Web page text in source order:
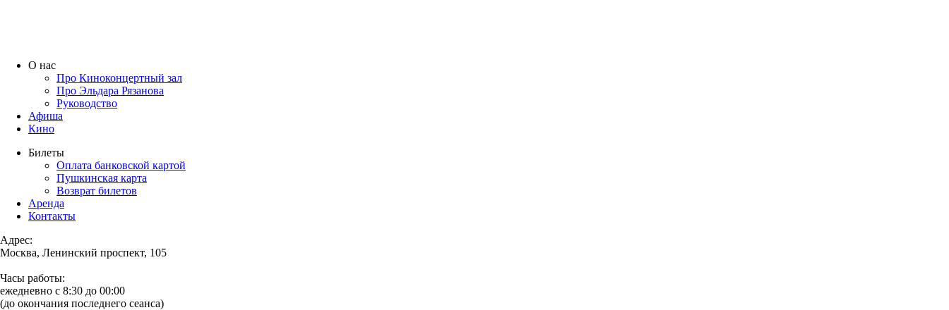
О нас
Про Киноконцертный зал
Про Эльдара Рязанова
Руководство
Афиша
Кино
Билеты
Оплата банковской картой
Пушкинская карта
Возврат билетов
Аренда
Контакты
Адрес:
Москва, Ленинский проспект, 105
Часы работы:
ежедневно с 8:30 до 00:00
(до окончания последнего сеанса)